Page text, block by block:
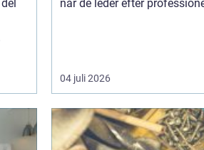
når de leder efter
04 juli 2026